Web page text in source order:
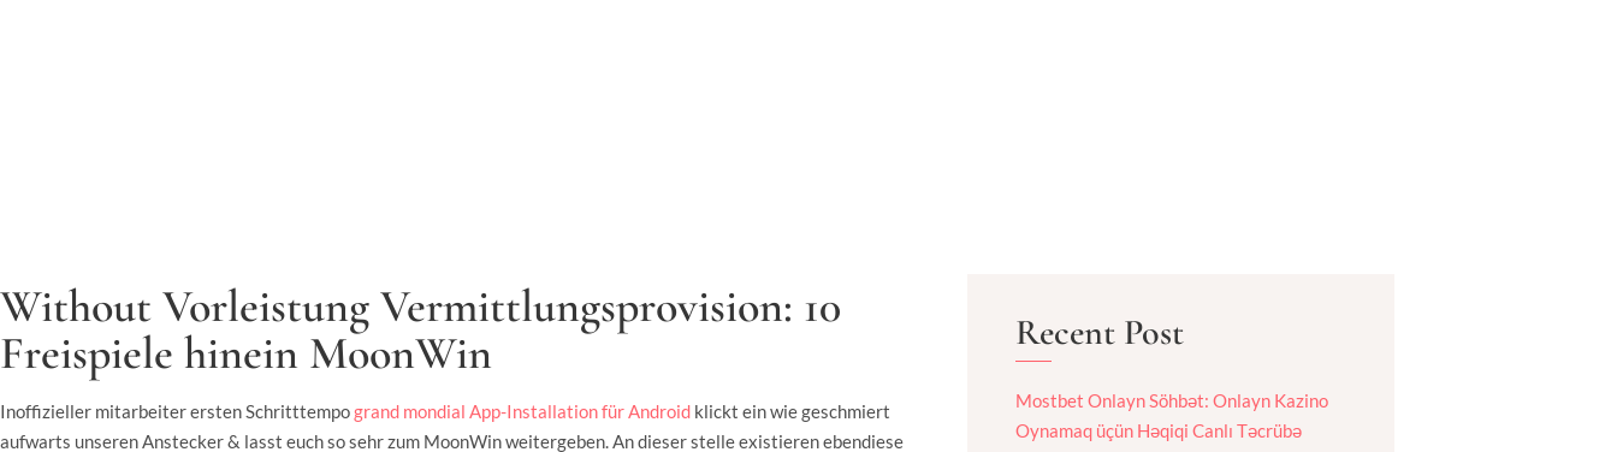
Without Vorleistung Vermittlungsprovision: 10
Freispiele hinein MoonWin
Inoffizieller mitarbeiter ersten Schritttempogrand mondial App-Installation für Android klickt ein wie geschmiert
aufwarts unseren Anstecker & lasst euch so sehr zum MoonWin weitergeben. An dieser stelle existieren ebendiese
Recent Post
Mostbet Onlayn Söhbət: Onlayn Kazino
Oynamaq üçün Həqiqi Canlı Təcrübə